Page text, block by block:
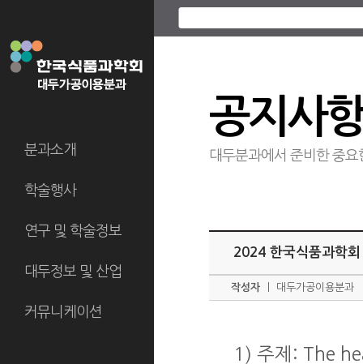
분과소개
학술행사
연구 및 학술정보
대두정보 및 산업
커뮤니케이션
공지사
대두분과에서 준비한 중
2024 한국식품과학
작성자 대두가공이용분과
1) 주제: The